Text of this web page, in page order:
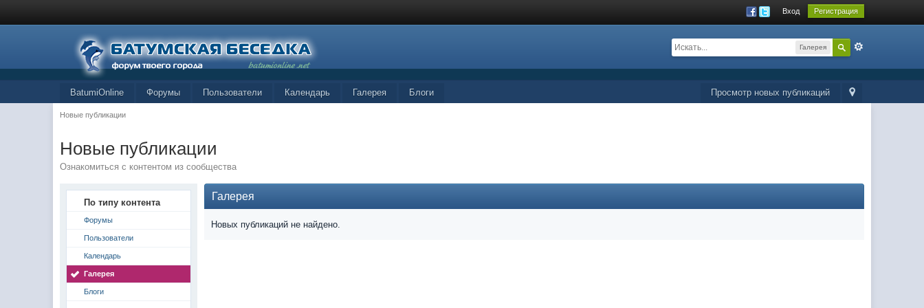
Вход Регистрация
Галерея
Просмотр новых публикаций
BatumiOnline Форумы Пользователи Календарь Галерея Блоги
Новые публикации
Новые публикации
Ознакомиться с контентом из сообщества
По типу контента
Форумы
Пользователи
Календарь
Галерея
Блоги
Галерея
Новых публикаций не найдено.